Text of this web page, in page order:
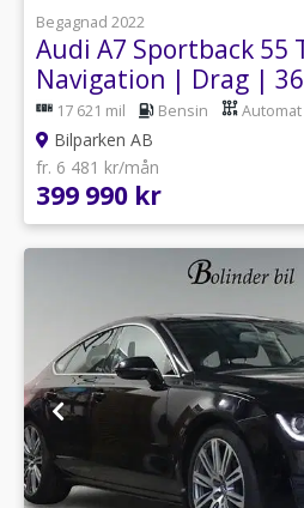
Begagnad 2022
Audi A7 Sportback 55
Navigation | Drag |
17 621 mil Bensin Automat
Bilparken AB
fr. 6 481 kr/mån
399 990 kr